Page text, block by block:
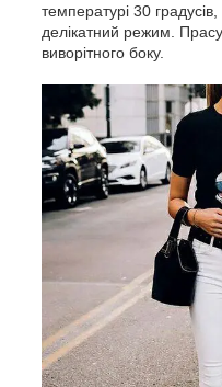
температурі 30
делікатний режим.
виворітного боку.